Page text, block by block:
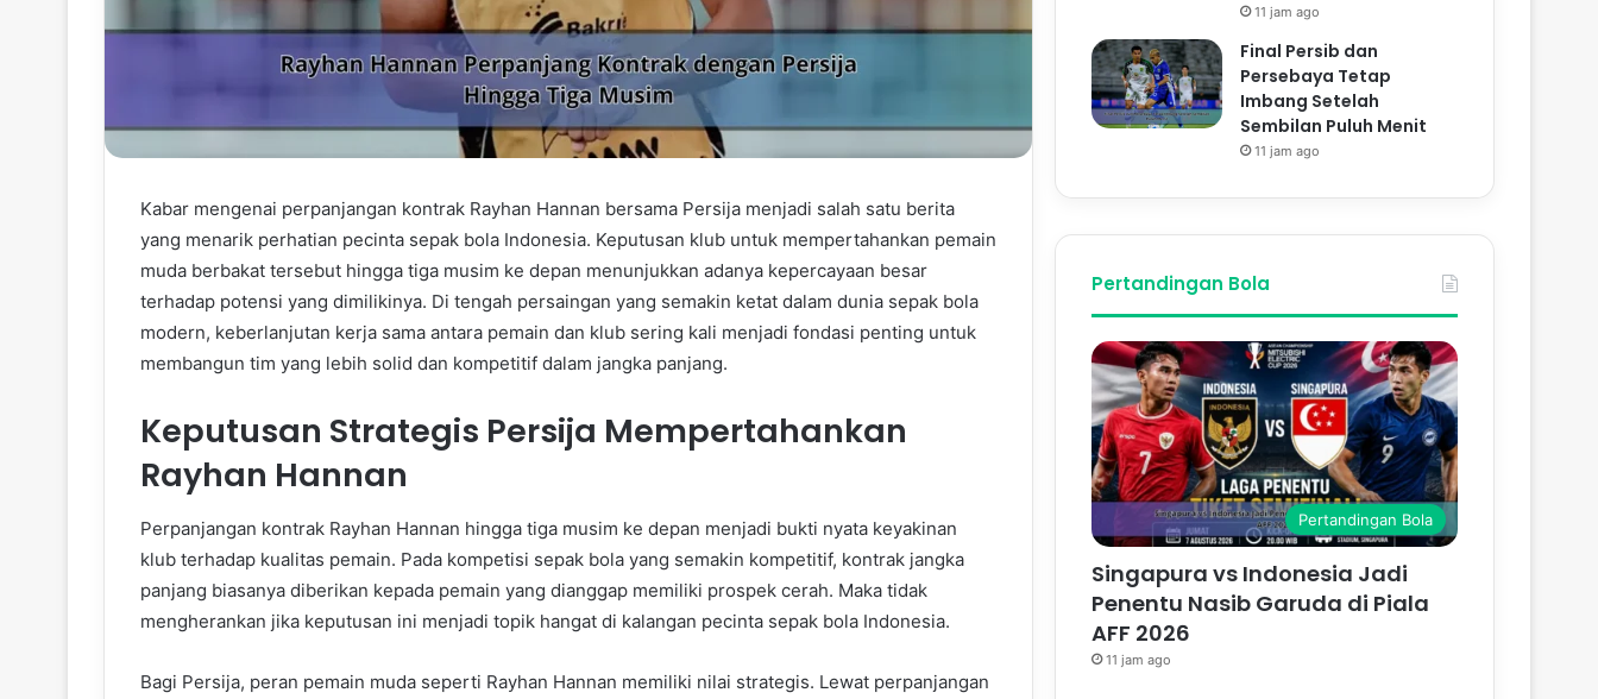
Kabar mengenai perpanjangan kontrak Rayhan Hannan bersama Persija menjadi salah satu berita
yang menarik perhatian pecinta sepak bola Indonesia. Keputusan klub untuk mempertahankan pemain
muda berbakat tersebut hingga tiga musim ke depan menunjukkan adanya kepercayaan besar
terhadap potensi yang dimilikinya. Di tengah persaingan yang semakin ketat dalam dunia sepak bola
modern, keberlanjutan kerja sama antara pemain dan klub sering kali menjadi fondasi penting untuk
membangun tim yang lebih solid dan kompetitif dalam jangka panjang.
Keputusan Strategis Persija Mempertahankan
Rayhan Hannan
Perpanjangan kontrak Rayhan Hannan hingga tiga musim ke depan menjadi bukti nyata keyakinan
klub terhadap kualitas pemain. Pada kompetisi sepak bola yang semakin kompetitif, kontrak jangka
panjang biasanya diberikan kepada pemain yang dianggap memiliki prospek cerah. Maka tidak
mengherankan jika keputusan ini menjadi topik hangat di kalangan pecinta sepak bola Indonesia.
Bagi Persija, peran pemain muda seperti Rayhan Hannan memiliki nilai strategis. Lewat perpanjangan
11 jam ago
Final Persib dan
Persebaya Tetap
Imbang Setelah
Sembilan Puluh Menit
11 jam ago
Pertandingan Bola
Pertandingan Bola
Singapura vs Indonesia Jadi
Penentu Nasib Garuda di Piala
AFF 2026
11 jam ago